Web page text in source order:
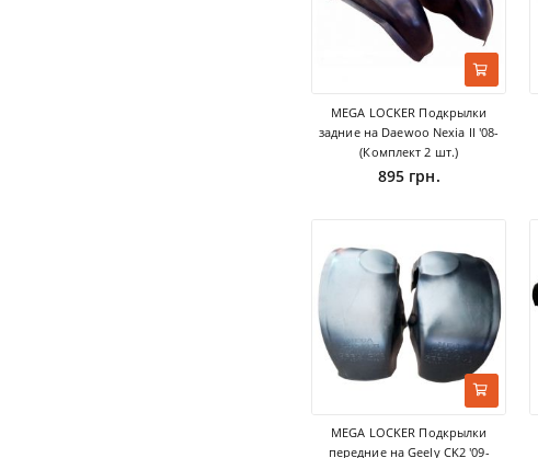
MEGA LOCKER Подкрылки
задние на Daewoo Nexia II '08-
(Комплект 2 шт.)
895 грн.
MEGA LOCKER Подкрылки
передние на Geely CK2 '09-